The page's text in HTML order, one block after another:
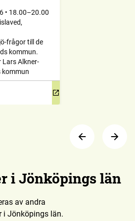
• 18.00–20.00
frågor till de
kommun.
Alkner-
kommun
i Jönköpings län
av andra
i Jönköpings län.